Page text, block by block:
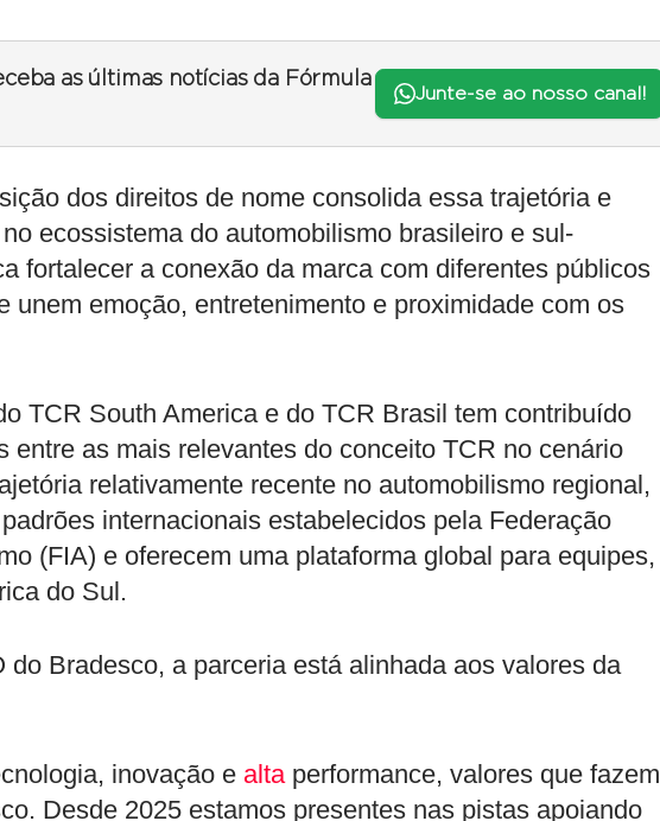
as últimas notícias da Fórmula
Junte-se ao nosso canal!
dos direitos de nome consolida essa trajetória e
ecossistema do automobilismo brasileiro e sul-
fortalecer a conexão da marca com diferentes públicos
unem emoção, entretenimento e proximidade com os
TCR South America e do TCR Brasil tem contribuído
entre as mais relevantes do conceito TCR no cenário
relativamente recente no automobilismo regional,
internacionais estabelecidos pela Federação
(FIA) e oferecem uma plataforma global para equipes,
do Sul.
do Bradesco, a parceria está alinhada aos valores da
inovação e altaperformance, valores que fazem
Desde 2025 estamos presentes nas pistas apoiando